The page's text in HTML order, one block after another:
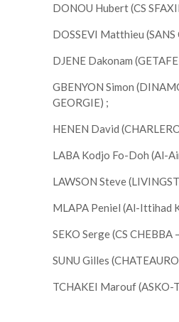
DONOU Hubert (CS
DOSSEVI Matthieu (SANS
DJENE Dakonam
GBENYON Simon
GEORGIE) ;
HENEN David
LABA Kodjo Fo-Doh (Al-
LAWSON Steve
MLAPA Peniel (Al-Ittihad
SEKO Serge (CS CHEBBA
SUNU Gilles
TCHAKEI Marouf (ASKO-